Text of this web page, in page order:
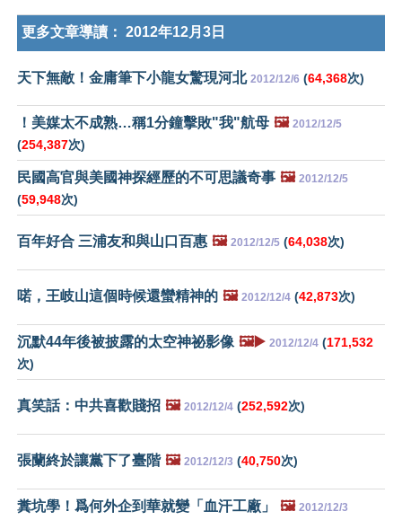
更多文章導讀： 2012年12月3日
天下無敵！金庸筆下小龍女驚現河北 2012/12/6 (64,368次)
！美媒太不成熟…稱1分鐘擊敗"我"航母 🖼️ 2012/12/5
(254,387次)
民國高官與美國神探經歷的不可思議奇事 🖼️ 2012/12/5
(59,948次)
百年好合 三浦友和與山口百惠 🖼️ 2012/12/5 (64,038次)
喏，王岐山這個時候還蠻精神的 🖼️ 2012/12/4 (42,873次)
沉默44年後被披露的太空神祕影像 🖼️▶️ 2012/12/4 (171,532
次)
真笑話：中共喜歡賤招 🖼️ 2012/12/4 (252,592次)
張蘭終於讓黨下了臺階 🖼️ 2012/12/3 (40,750次)
糞坑學！爲何外企到華就變「血汗工廠」 🖼️ 2012/12/3